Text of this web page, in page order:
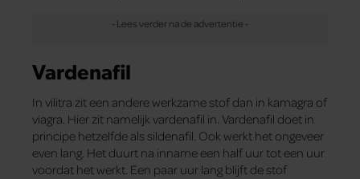
Vardenafil
In vilitra zit een andere werkzame stof dan in kamagra of
viagra. Hier zit namelijk vardenafil in. Vardenafil doet in
principe hetzelfde als sildenafil. Ook werkt het ongeveer
even lang. Het duurt na inname een half uur tot een uur
voordat het werkt. Een paar uur lang blijft de stof